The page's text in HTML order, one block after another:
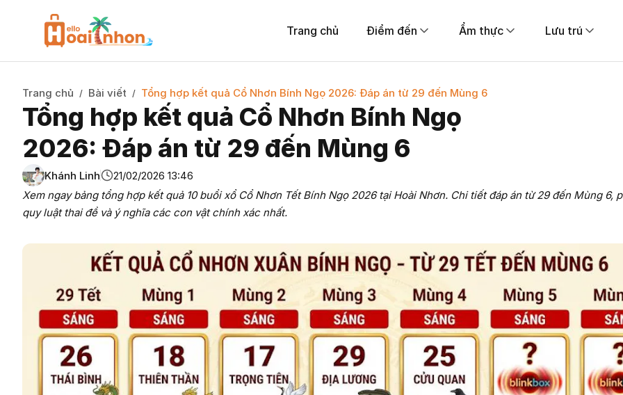
Trang chủ Điểm đến Ẩm thực Lưu trú
Trang chủ / Bài viết / Tổng hợp kết quả Cổ Nhơn Bính Ngọ 2026: Đáp án từ 29 đến Mùng 6
Tổng hợp kết quả Cổ Nhơn Bính Ngọ
2026: Đáp án từ 29 đến Mùng 6
Khánh Linh
21/02/2026 13:46
Xem ngay bảng tổng hợp kết quả 10 buổi xổ Cổ Nhơn Tết Bính Ngọ 2026 tại Hoài Nhơn. Chi tiết đáp án từ 29 đến Mùng 6,
quy luật thai đề và ý nghĩa các con vật chính xác nhất.